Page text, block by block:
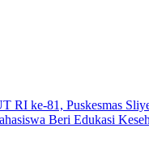
RI ke-81, Puskesmas
Beri Edukasi